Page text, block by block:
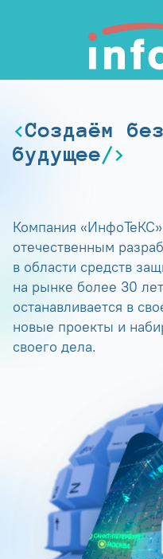
Создаём
будущее
Компания
отечественным
в области средств
на рынке более 30
останавливается в
новые проекты и
своего дела.